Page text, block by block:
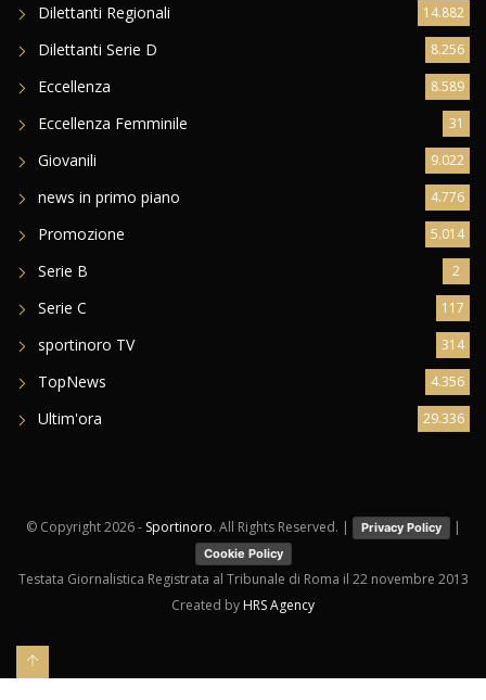
Dilettanti Regionali 14.882
Dilettanti Serie D 8.256
Eccellenza 8.589
Eccellenza Femminile 31
Giovanili 9.022
news in primo piano 4.776
Promozione 5.014
Serie B 2
Serie C 117
sportinoro TV 314
TopNews 4.356
Ultim'ora 29.336
© Copyright2026 - Sportinoro. All Rights Reserved. | Privacy Policy |
Cookie Policy
Testata Giornalistica Registrata al Tribunale di Roma il 22 novembre 2013
Created by HRS Agency